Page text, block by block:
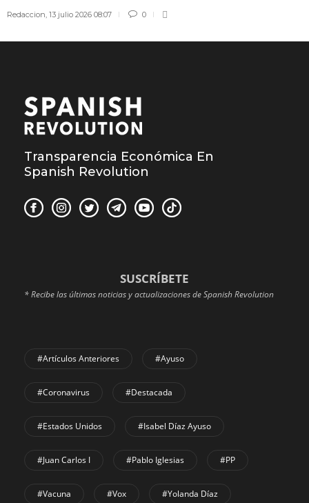
Redaccion 13 julio 2026 08:07 0
Transparencia Económica En
Spanish Revolution
SUSCRÍBETE
* Recibe las últimas noticias y actualizaciones de Spanish Revolution
#Artículos Anteriores #Ayuso
#coronavirus #Destacada
#Estados Unidos #Isabel Díaz Ayuso
#Juan Carlos I #Pablo Iglesias #PP
#Vacuna #Vox #Yolanda Díaz